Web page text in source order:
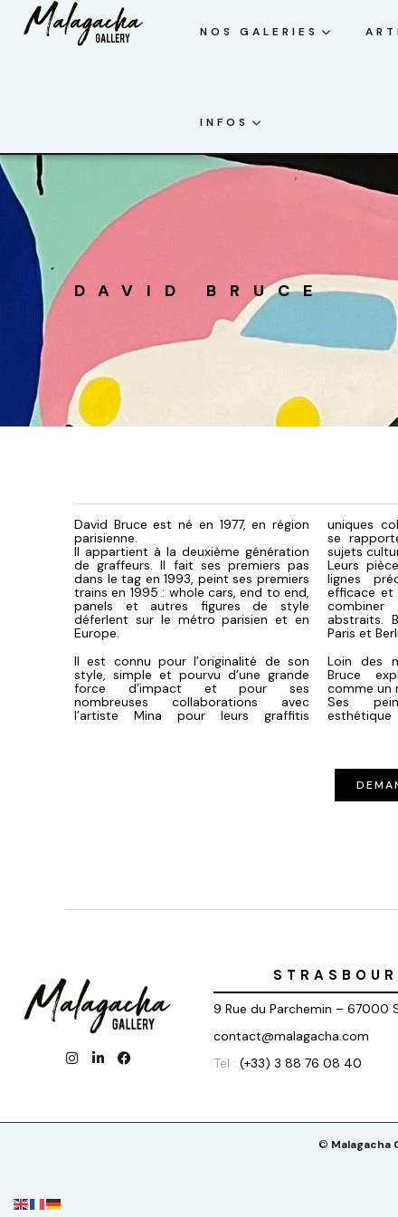
NOS GALERIES
INFOS
DAVID BRUCE
David Bruce est né en 1977, en région
parisienne.
Il appartient à la deuxième génération
de graffeurs. Il fait ses premiers pas
dans le tag en 1993, peint ses premiers
trains en 1995 : whole cars, end to end,
panels et autres figures de style
déferlent sur le métro parisien et en
Europe.
Il est connu pour l’originalité de son
style, simple et pourvu d’une grande
force d’impact et pour ses
nombreuses collaborations avec
l’artiste Mina pour leurs graffitis
uniques
se
sujets
Leurs
lignes
efficace et
abstraits.
Paris et
Loin des
Bruce
comme un
Ses
9 Rue du Parchemin – 67000
contact@malagacha.com
Tel : (+33) 3 88 76 08 40
© Malagacha